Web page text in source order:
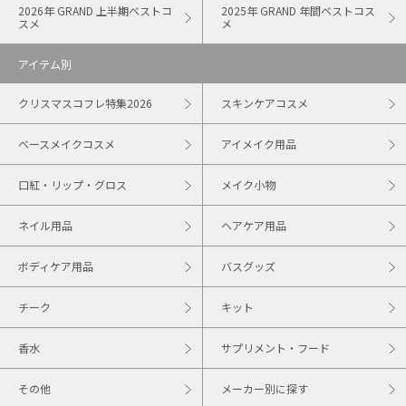
2026年 GRAND 上半期ベストコ
スメ
2025年 GRAND 年間ベストコス
メ
アイテム別
クリスマスコフレ特集2026 スキンケアコスメ
ベースメイクコスメ アイメイク用品
口紅・リップ・グロス メイク小物
ネイル用品 ヘアケア用品
ボディケア用品 バスグッズ
チーク キット
香水 サプリメント・フード
その他 メーカー別に探す